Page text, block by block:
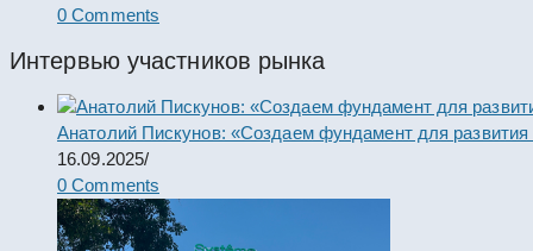
0 Comments
Интервью участников рынка
Анатолий Пискунов: «Создаем фундамент для развития
16.09.2025/
0 Comments